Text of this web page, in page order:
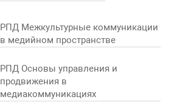
РПД Межкультурные коммуникации
в медийном пространстве
РПД Основы управления и
продвижения в
медиакоммуникациях